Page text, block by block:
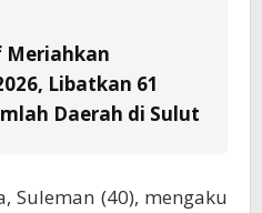
Libatkan 61
Daerah di Sulut
Suleman (40), mengaku